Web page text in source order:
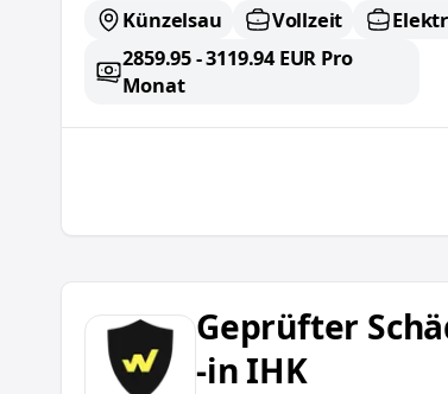
Künzelsau Vollzeit
2859.95 - 3119.94 EUR Pro
Monat
Geprüfter Schädlingsbekämpfer/ -in
Geprüfter
-in IHK